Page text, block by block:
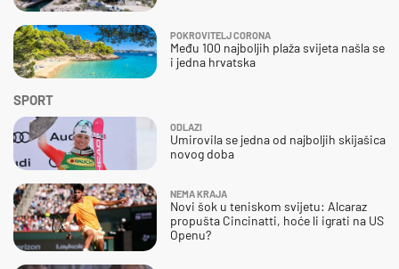
SPORT
ODLAZI
Umirovila se jedna od najboljih skijašica
novog doba
NEMA KRAJA
Novi šok u teniskom svijetu: Alcaraz
propušta Cincinatti, hoće li igrati na US
Openu?
POKROVITELJ CORONA
Među 100 najboljih plaža svijeta našla se
i jedna hrvatska